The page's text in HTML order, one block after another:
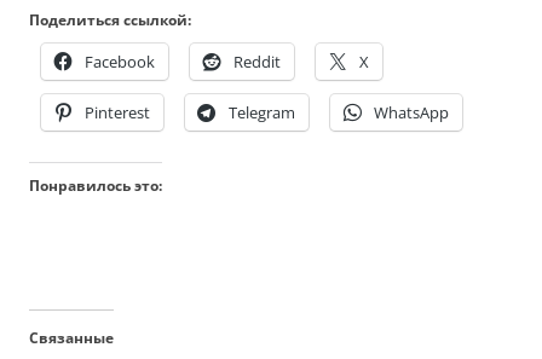
Поделиться ссылкой:
Facebook Reddit X
Pinterest Telegram WhatsApp
Понравилось это:
Связанные